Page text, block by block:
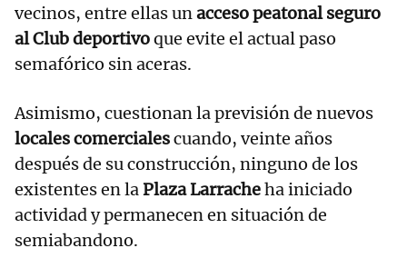
vecinos, entre ellas unacceso peatonal seguro
al Club deportivoque evite el actual paso
semafórico sin aceras.
Asimismo, cuestionan la previsión de nuevos
locales comercialescuando, veinte años
después de su construcción, ninguno de los
existentes en laPlaza Larracheha iniciado
actividad y permanecen en situación de
semiabandono.